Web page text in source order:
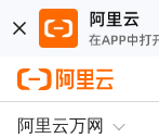
阿里云万网